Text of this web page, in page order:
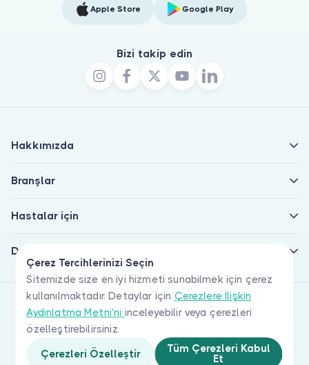
Çerez Tercihlerinizi Seçin
Sitemizde size en iyi hizmeti sunabilmek için çerez
kullanılmaktadır. Detaylar için Çerezlere İlişkin
Aydınlatma Metni'ni inceleyebilir veya çerezleri
özelleştirebilirsiniz.
Çerezleri Özelleştir
Tüm Çerezleri Kabul
Et
Apple Store Google Play
Bizi takip edin
Hakkımızda
Branşlar
Hastalar için
Doktorlar için